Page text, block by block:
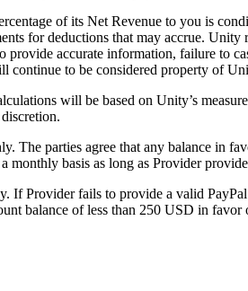
of its Net Revenue to you is
for deductions that may accrue.
provide accurate information, failure to
continue to be considered property of
will be based on Unity’s
The parties agree that any balance in
monthly basis as long as Provider
If Provider fails to provide a valid
balance of less than 250 USD in